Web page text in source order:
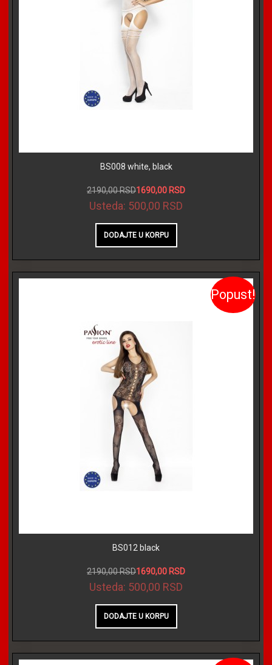
BS008 white, black
2190,00 RSD1690,00 RSD
Usteda: 500,00 RSD
Popust!
BS012 black
2190,00 RSD1690,00 RSD
Usteda: 500,00 RSD